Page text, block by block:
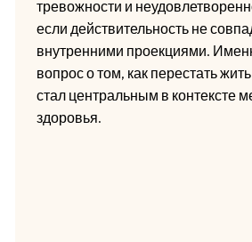
тревожности и
если действительность не
внутренними проекциями.
вопрос о том, как перестать
стал центральным в контексте
здоровья.